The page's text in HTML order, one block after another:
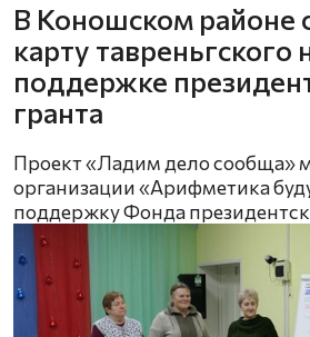
В Коношском районе
карту тавреньгского
поддержке
гранта
Проект «Ладим дело сообща»
организации «Арифметика
поддержку Фонда